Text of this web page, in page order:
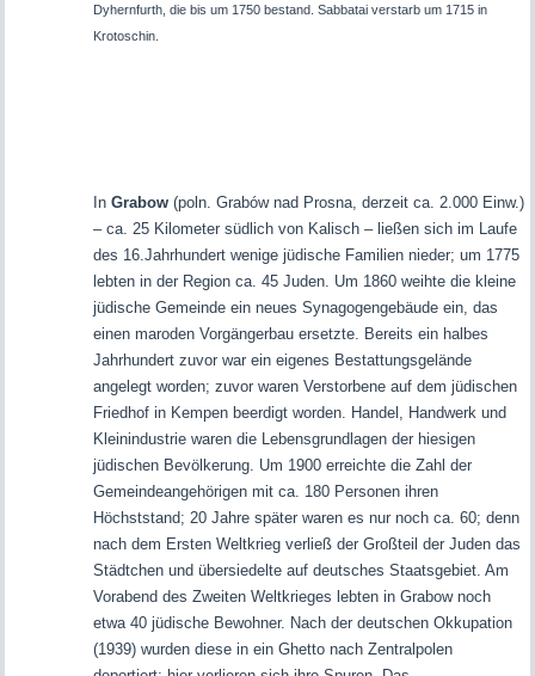
Dyhernfurth, die bis um 1750 bestand. Sabbatai verstarb um 1715 in
Krotoschin.
In Grabow(poln. Grabów nad Prosna, derzeit ca. 2.000 Einw.)
– ca. 25 Kilometer südlich von Kalisch – ließen sich im Laufe
des 16.Jahrhundert wenige jüdische Familien nieder; um 1775
lebten in der Region ca. 45 Juden. Um 1860 weihte die kleine
jüdische Gemeinde ein neues Synagogengebäude ein, das
einen maroden Vorgängerbau ersetzte. Bereits ein halbes
Jahrhundert zuvor war ein eigenes Bestattungsgelände
angelegt worden; zuvor waren Verstorbene auf dem jüdischen
Friedhof in Kempen beerdigt worden. Handel, Handwerk und
Kleinindustrie waren die Lebensgrundlagen der hiesigen
jüdischen Bevölkerung. Um 1900 erreichte die Zahl der
Gemeindeangehörigen mit ca. 180 Personen ihren
Höchststand; 20 Jahre später waren es nur noch ca. 60; denn
nach dem Ersten Weltkrieg verließ der Großteil der Juden das
Städtchen und übersiedelte auf deutsches Staatsgebiet. Am
Vorabend des Zweiten Weltkrieges lebten in Grabow noch
etwa 40 jüdische Bewohner. Nach der deutschen Okkupation
(1939) wurden diese in ein Ghetto nach Zentralpolen